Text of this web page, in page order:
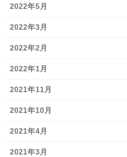
2022年5月
2022年3月
2022年2月
2022年1月
2021年11月
2021年10月
2021年4月
2021年3月